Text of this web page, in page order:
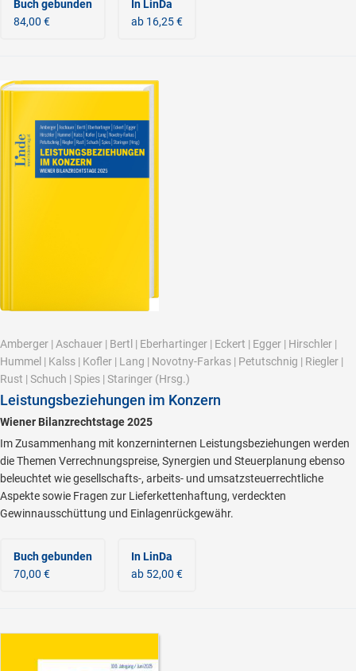
Buch gebunden
84,00 €
In LinDa
ab 16,25 €
Amberger | Aschauer | Bertl | Eberhartinger | Eckert | Egger | Hirschler |
Hummel | Kalss | Kofler | Lang | Novotny-Farkas | Petutschnig | Riegler |
Rust | Schuch | Spies | Staringer (Hrsg.)
Leistungsbeziehungen im Konzern
Wiener Bilanzrechtstage 2025
Im Zusammenhang mit konzerninternen Leistungsbeziehungen werden
die Themen Verrechnungspreise, Synergien und Steuerplanung ebenso
beleuchtet wie gesellschafts-, arbeits- und umsatzsteuerrechtliche
Aspekte sowie Fragen zur Lieferkettenhaftung, verdeckten
Gewinnausschüttung und Einlagenrückgewähr.
Buch gebunden
70,00 €
In LinDa
ab 52,00 €